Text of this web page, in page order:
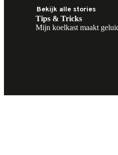
Bekijk alle stories
Tips & Tricks
Mijn koelkast maakt